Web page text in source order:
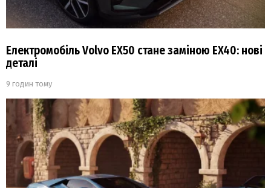
Електромобіль Volvo EX50 стане заміною EX40: нові
деталі
9 годин тому